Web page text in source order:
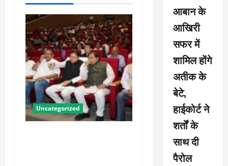
v
i
g
a
t
i
Uncategorized
आबान के
आखिरी
सफर में
शामिल होंगे
अतीक के
बेटे,
हाईकोर्ट ने
शर्तों के
साथ दी
पैरोल